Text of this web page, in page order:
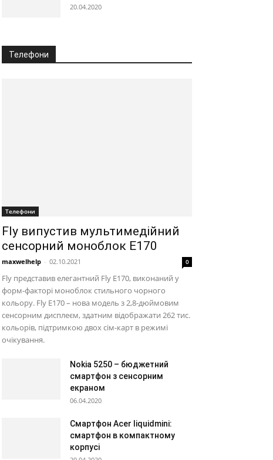
20.04.2020
Телефони
Телефони
Fly випустив мультимедійний
сенсорний моноблок E170
maxwelhelp - 02.10.2021 0
Fly представив елегантний Fly E170, виконаний у
форм-факторі моноблок стильного чорного
кольору. Fly E170 – нова модель з 2,8-дюймовим
сенсорним дисплеєм, здатним відображати 262 тис.
кольорів, підтримкою двох сім-карт в режимі
очікування.
Nokia 5250 – бюджетний
смартфон з сенсорним
екраном
06.04.2020
Смартфон Acer liquidmini:
смартфон в компактному
корпусі